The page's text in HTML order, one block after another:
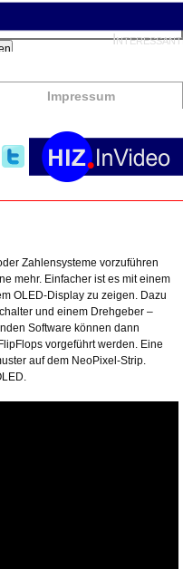
Impressum
Zahlensysteme vorzuführen
mehr. Einfacher ist es mit einem
OLED-Display zu zeigen. Dazu
und einem Drehgeber –
Software können dann
vorgeführt werden. Eine
auf dem NeoPixel-Strip.